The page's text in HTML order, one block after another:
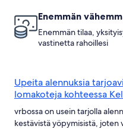
Enemmän
Enemmän tilaa,
vastinetta rahoillesi
Upeita alennuksia
lomakoteja kohteessa
vrbossa on usein tarjolla
kestävistä yöpymisistä,